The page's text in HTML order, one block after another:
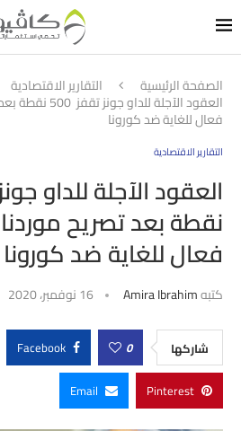
الصفحة الرئيسية التقارير الاقتصادية
العقود الآجلة
فعال للغاية ضد كورونا
التقارير الاقتصادية
نقطة بعد تصريح
فعال للغاية ضد كورونا
كتبهAmira Ibrahim 16 نوفمبر، 2020
شاركها 0
Facebook
Pinterest
Email